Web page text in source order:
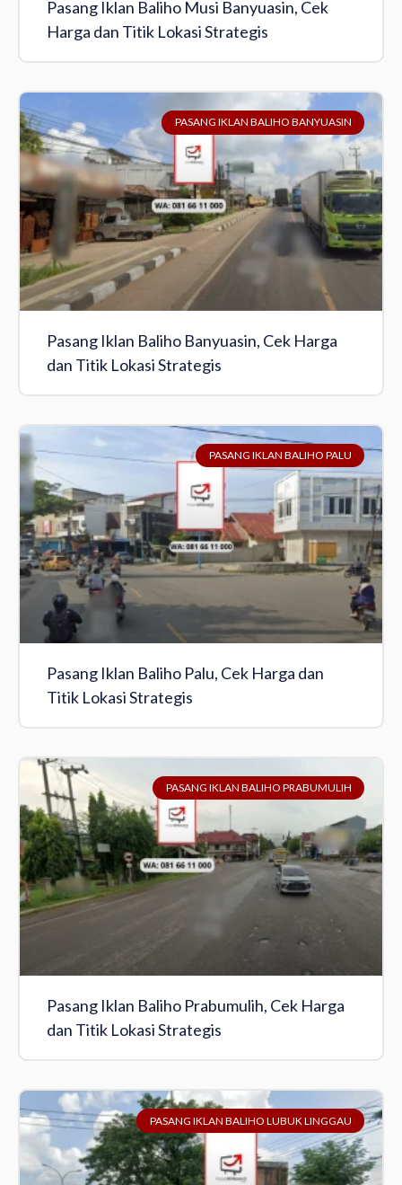
Pasang Iklan Baliho Musi Banyuasin, Cek
Harga dan Titik Lokasi Strategis
PASANG IKLAN BALIHO BANYUASIN
Pasang Iklan Baliho Banyuasin, Cek Harga
dan Titik Lokasi Strategis
PASANG IKLAN BALIHO PALU
Pasang Iklan Baliho Palu, Cek Harga dan
Titik Lokasi Strategis
PASANG IKLAN BALIHO PRABUMULIH
Pasang Iklan Baliho Prabumulih, Cek Harga
dan Titik Lokasi Strategis
PASANG IKLAN BALIHO LUBUK LINGGAU